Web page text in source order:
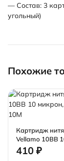
— Состав: 3
угольный)
Похожие
Картридж
Vellamo 10BB
ПН-10BB-10М
410 ₽